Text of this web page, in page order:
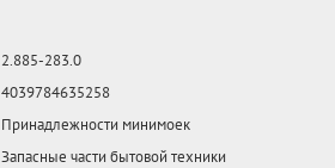
2.885-283.0
4039784635258
Принадлежности минимоек
Запасные части бытовой техники